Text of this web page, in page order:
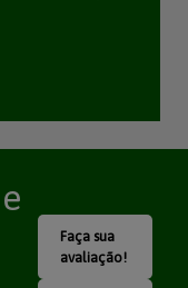
Faça sua
avaliação!